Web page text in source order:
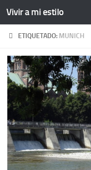
Vivir a mi estilo
ETIQUETADO: MUNICH